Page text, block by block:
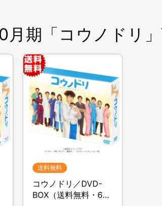
月期「コウノドリ
送料無料
コウノドリ／DVD-
BOX（送料無料・6枚